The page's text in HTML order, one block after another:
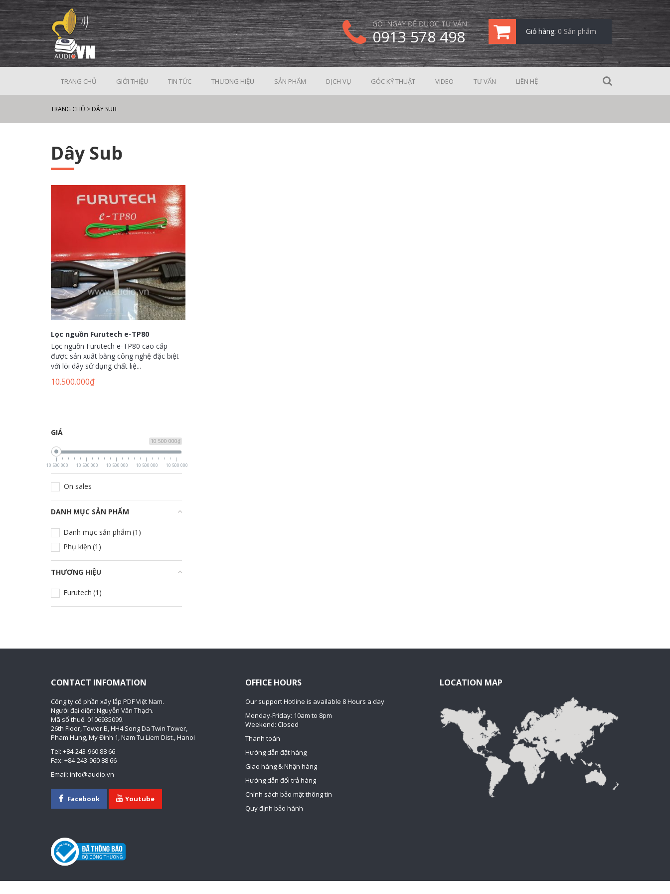
GỌI NGAY ĐỂ ĐƯỢC TƯ VẤN
0913 578 498 Giỏ hàng: 0 Sản phẩm
TRANG CHỦ GIỚI THIỆU TIN TỨC THƯƠNG HIỆU SẢN PHẨM DỊCH VỤ GÓC KỸ THUẬT VIDEO TƯ VẤN LIÊN HỆ
TRANG CHỦ > DÂY SUB
Dây Sub
Lọc nguồn Furutech e-TP80
Lọc nguồn Furutech e-TP80 cao cấp
được sản xuất bằng công nghệ đặc biệt
với lõi dây sử dụng chất liệ...
10.500.000₫
GIÁ
10 500 000₫
10 500 000 10 500 000 10 500 000 10 500 000 10 500 000
On sales
DANH MỤC SẢN PHẨM
Danh mục sản phẩm (1)
Phụ kiện (1)
THƯƠNG HIỆU
Furutech (1)
CONTACT INFOMATION
Công ty cổ phần xây lắp PDF Việt Nam.
Người đại diện: Nguyễn Văn Thạch.
Mã số thuế: 0106935099.
26th Floor, Tower B, HH4 Song Da Twin Tower,
Pham Hung, My Đinh 1, Nam Tu Liem Dist., Hanoi
Tel: +84-243-960 88 66
Fax: +84-243-960 88 66
Email: info@audio.vn
Facebook Youtube
OFFICE HOURS
Our support Hotline is available 8 Hours a day
Monday-Friday: 10am to 8pm
Weekend: Closed
Thanh toán
Hướng dẫn đặt hàng
Giao hàng & Nhận hàng
Hướng dẫn đổi trả hàng
Chính sách bảo mật thông tin
Quy định bảo hành
LOCATION MAP